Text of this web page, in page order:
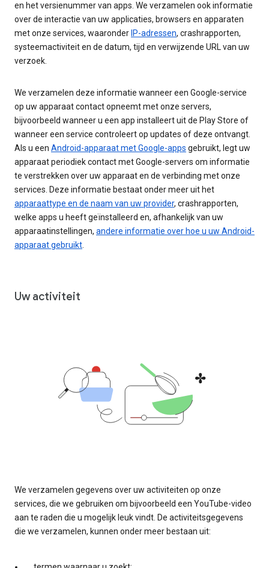
en het versienummer van apps. We verzamelen ook informatie
over de interactie van uw applicaties, browsers en apparaten
met onze services, waaronder IP-adressen, crashrapporten,
systeemactiviteit en de datum, tijd en verwijzende URL van uw
verzoek.
We verzamelen deze informatie wanneer een Google-service
op uw apparaat contact opneemt met onze servers,
bijvoorbeeld wanneer u een app installeert uit de Play Store of
wanneer een service controleert op updates of deze ontvangt.
Als u een Android-apparaat met Google-apps gebruikt, legt uw
apparaat periodiek contact met Google-servers om informatie
te verstrekken over uw apparaat en de verbinding met onze
services. Deze informatie bestaat onder meer uit het
apparaattype en de naam van uw provider, crashrapporten,
welke apps u heeft geïnstalleerd en, afhankelijk van uw
apparaatinstellingen, andere informatie over hoe u uw Android-
apparaat gebruikt.
Uw activiteit
We verzamelen gegevens over uw activiteiten op onze
services, die we gebruiken om bijvoorbeeld een YouTube-video
aan te raden die u mogelijk leuk vindt. De activiteitsgegevens
die we verzamelen, kunnen onder meer bestaan uit: